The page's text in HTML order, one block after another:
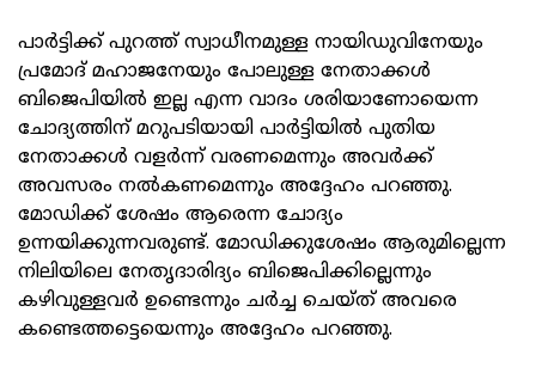
പാര്‍ട്ടിക്ക് പുറത്ത് സ്വാധീനമുള്ള നായിഡുവിനേയും
പ്രമോദ് മഹാജനേയും പോലുള്ള നേതാക്കള്‍
ബിജെപിയില്‍ ഇല്ല എന്ന വാദം ശരിയാണോയെന്ന
ചോദ്യത്തിന് മറുപടിയായി പാര്‍ട്ടിയില്‍ പുതിയ
നേതാക്കള്‍ വളര്‍ന്ന് വരണമെന്നും അവര്‍ക്ക്
അവസരം നല്‍കണമെന്നും അദ്ദേഹം പറഞ്ഞു.
മോഡിക്ക് ശേഷം ആരെന്ന ചോദ്യം
ഉന്നയിക്കുന്നവരുണ്ട്. മോഡിക്കുശേഷം ആരുമില്ലെന്ന
നിലിയിലെ നേതൃദാരിദ്യം ബിജെപിക്കില്ലെന്നും
കഴിവുള്ളവര്‍ ഉണ്ടെന്നും ചര്‍ച്ച ചെയ്ത് അവരെ
കണ്ടെത്തട്ടെയെന്നും അദ്ദേഹം പറഞ്ഞു.